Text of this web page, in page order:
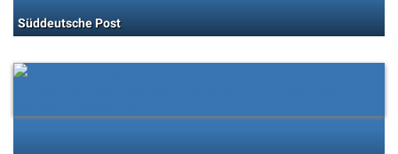
Süddeutsche Post